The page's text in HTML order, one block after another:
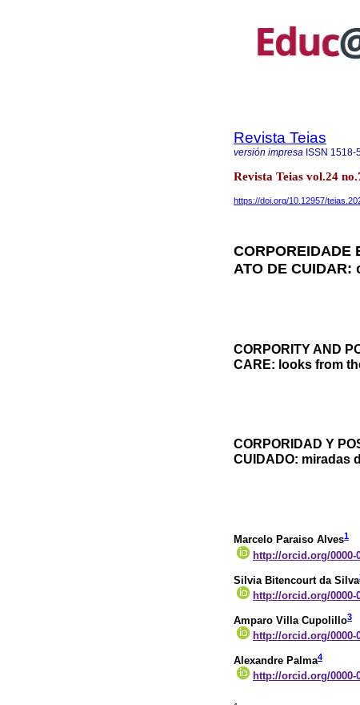
Revista Teias
versión impresa ISSN 1518-
Revista Teias vol.24
https://doi.org/10.12957/
CORPOREIDADE
ATO DE
CORPORITY AND
CARE: looks from
CORPORIDAD Y
CUIDADO: miradas
Marcelo Paraiso Alves1
http://orcid.org/0000-
Silvia Bitencourt da Silva
http://orcid.org/0000-
Amparo Villa Cupolillo3
http://orcid.org/0000-
Alexandre Palma4
http://orcid.org/0000-